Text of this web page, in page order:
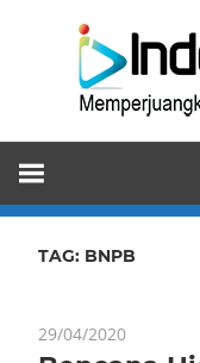
Keadilan
dan
Kebenaran
TAG: BNPB
29/04/2020